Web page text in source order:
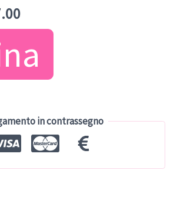
Il
prezzo
attuale
€57.00.
in contrassegno